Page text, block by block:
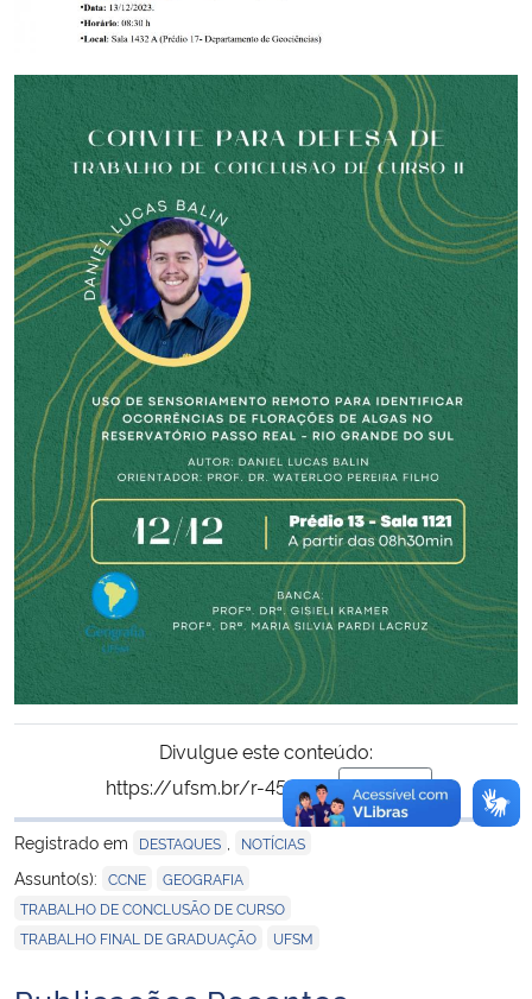
Ministério do Desenvolvimento Regional
Controladoria-Geral da União
Ministério da Mulher, da Família e dos Direitos Humanos
Secretaria-Geral
Secretaria de Governo
Gabinete de Segurança Institucional
Advocacia-Geral da União
Banco Central do Brasil
Planalto
Divulgue este conteúdo:
https://ufsm.br/r-451-798
Copiar
para área de
Registrado em
DESTAQUES NOTÍCIAS
Assunto(s): CCNE GEOGRAFIA
TRABALHO DE CONCLUSÃO DE CURSO
TRABALHO FINAL DE GRADUAÇÃO UFSM